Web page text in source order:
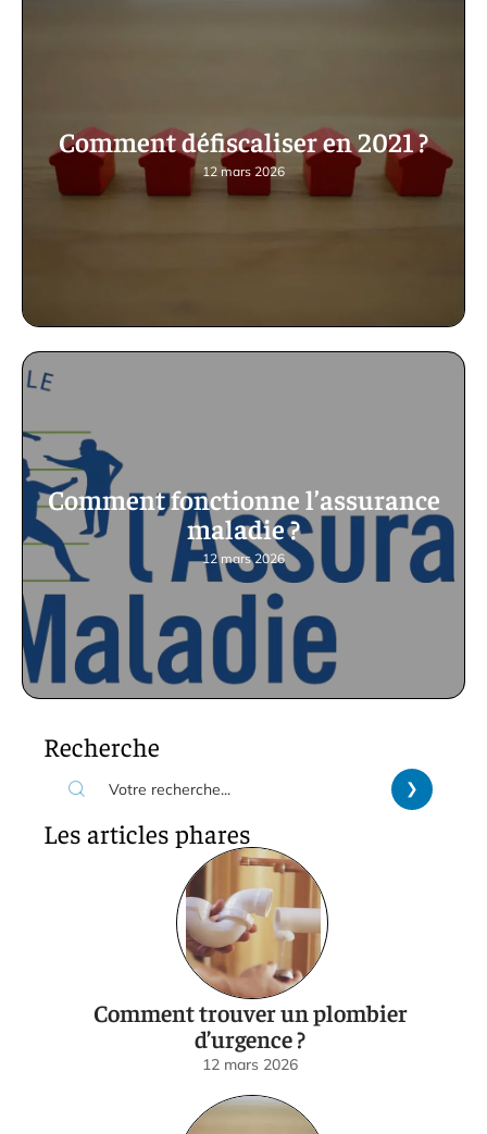
Comment défiscaliser en 2021 ?
12 mars 2026
Comment fonctionne l’assurance
maladie ?
12 mars 2026
Recherche
Les articles phares
Comment trouver un plombier
d’urgence ?
12 mars 2026